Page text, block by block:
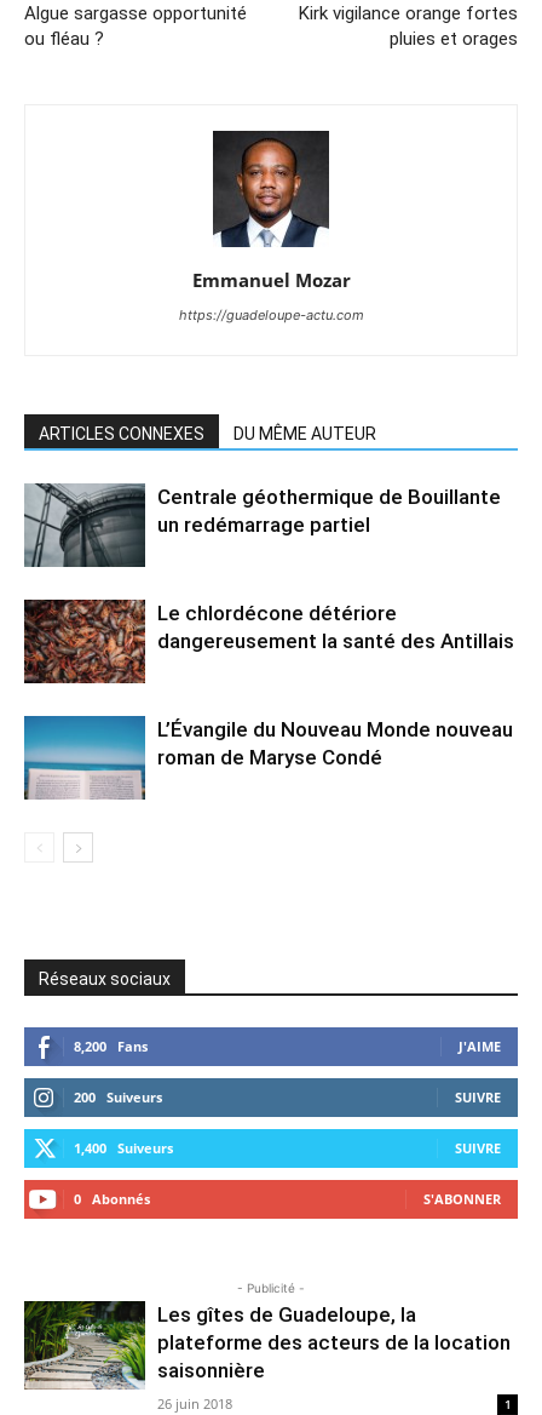
Algue sargasse opportunité
ou fléau ?
Kirk vigilance orange fortes
pluies et orages
Emmanuel Mozar
https://guadeloupe-actu.com
ARTICLES CONNEXES DU MÊME AUTEUR
Centrale géothermique de Bouillante
un redémarrage partiel
Le chlordécone détériore
dangereusement la santé des Antillais
L’Évangile du Nouveau Monde nouveau
roman de Maryse Condé
Réseaux sociaux
8,200 Fans J'AIME
200 Suiveurs SUIVRE
1,400 Suiveurs SUIVRE
0 Abonnés S'ABONNER
- Publicité -
Les gîtes de Guadeloupe, la
plateforme des acteurs de la location
saisonnière
26 juin 2018 1